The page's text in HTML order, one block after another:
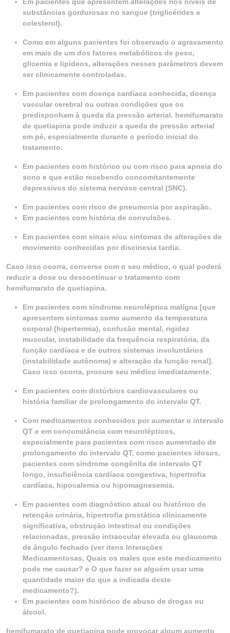
substâncias gordurosas no sangue (triglicérides e
colesterol).
Como em alguns pacientes foi observado o agravamento
em mais de um dos fatores metabólicos de peso,
glicemia e lipídeos, alterações nesses parâmetros devem
ser clinicamente controladas.
Em pacientes com doença cardíaca conhecida, doença
vascular cerebral ou outras condições que os
predisponham à queda da pressão arterial. hemifumarato
de quetiapina pode induzir a queda de pressão arterial
em pé, especialmente durante o período inicial do
tratamento.
Em pacientes com histórico ou com risco para apneia do
sono e que estão recebendo concomitantemente
depressivos do sistema nervoso central (SNC).
Em pacientes com risco de pneumonia por aspiração.
Em pacientes com história de convulsões.
Em pacientes com sinais e/ou sintomas de alterações de
movimento conhecidas por discinesia tardia.
Caso isso ocorra, converse com o seu médico, o qual poderá
reduzir a dose ou descontinuar o tratamento com
hemifumarato de quetiapina.
Em pacientes com síndrome neuroléptica malígna [que
apresentem sintomas como aumento da temperatura
corporal (hipertermia), confusão mental, rigidez
muscular, instabilidade da frequência respiratória, da
função cardíaca e de outros sistemas involuntários
(instabilidade autônoma) e alteração da função renal].
Caso isso ocorra, procure seu médico imediatamente.
Em pacientes com distúrbios cardiovasculares ou
história familiar de prolongamento do intervalo QT.
Com medicamentos conhecidos por aumentar o intervalo
QT e em concomitância com neurolépticos,
especialmente para pacientes com risco aumentado de
prolongamento do intervalo QT, como pacientes idosos,
pacientes com síndrome congênita de intervalo QT
longo, insuficiência cardíaca congestiva, hipertrofia
cardíaca, hipocalemia ou hipomagnesemia.
Em pacientes com diagnóstico atual ou histórico de
retenção urinária, hipertrofia prostática clinicamente
significativa, obstrução intestinal ou condições
relacionadas, pressão intraocular elevada ou glaucoma
de ângulo fechado (ver itens Interações
Medicamentosas, Quais os males que este medicamento
pode me causar? e O que fazer se alguém usar uma
quantidade maior do que a indicada deste
medicamento?).
Em pacientes com histórico de abuso de drogas ou
álcool.
hemifumarato de quetiapina pode provocar algum aumento